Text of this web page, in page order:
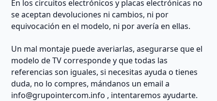
En los circuitos electrónicos y placas electrónicas no
se aceptan devoluciones ni cambios, ni por
equivocación en el modelo, ni por avería en ellas.
Un mal montaje puede averiarlas, asegurarse que el
modelo de TV corresponde y que todas las
referencias son iguales, si necesitas ayuda o tienes
duda, no lo compres, mándanos un email a
info@grupointercom.info , intentaremos ayudarte.